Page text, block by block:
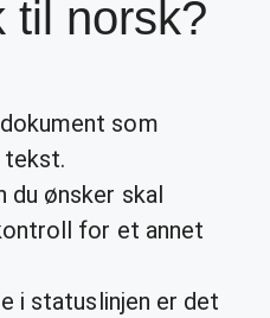
til norsk?
som
tekst.
du ønsker skal
for et annet
i statuslinjen er det